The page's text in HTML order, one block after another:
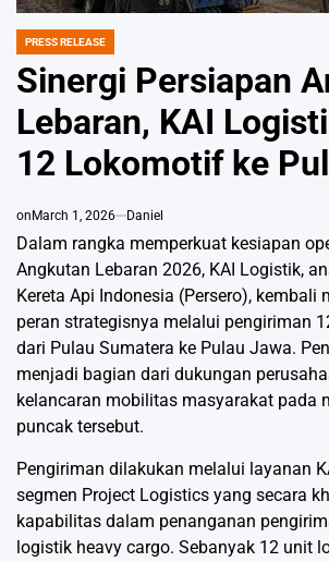
POSTED
PRESS RELEASE
Sinergi Persiapan
Lebaran, KAI
12 Lokomotif ke
on March 1, 2026 Daniel
Dalam rangka memperkuat kesiapan
Angkutan Lebaran 2026, KAI Logistik,
Kereta Api Indonesia (Persero), kembali
peran strategisnya melalui pengiriman
dari Pulau Sumatera ke Pulau Jawa.
menjadi bagian dari dukungan
kelancaran mobilitas masyarakat pada
puncak tersebut.
Pengiriman dilakukan melalui layanan
segmen Project Logistics yang secara
kapabilitas dalam penanganan
logistik heavy cargo. Sebanyak 12 unit